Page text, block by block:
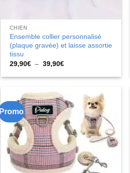
CHIEN
Ensemble collier personnalisé
(plaque gravée) et laisse assortie
tissu
29,90€ – 39,90€Plage
prix :
39,90€
Promo